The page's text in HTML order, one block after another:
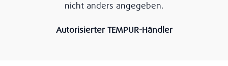
nicht anders angegeben.
Autorisierter TEMPUR-Händler